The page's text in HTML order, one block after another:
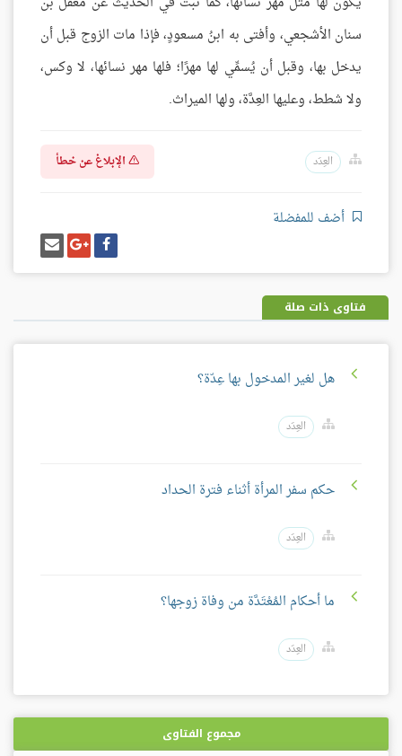
سنان الأشجعي، وأفتى به ابنُ مسعودٍ، فإذا مات الزوج قبل أن
يدخل بها، وقبل أن يُسمِّي لها مهرًا؛ فلها مهر نسائها، لا وكس،
ولا شطط، وعليها العِدَّة، ولها الميراث.
العِدَد الإبلاغ عن خطأ
أضف للمفضلة
شارك
على
فيسبوك
شارك
على
غوغل
بلس
إرسل
إيميل
فتاوى ذات صلة
هل لغير المدخول بها عِدّة؟
العِدَد
حكم سفر المرأة أثناء فترة الحداد
العِدَد
ما أحكام المُعْتَدَّة من وفاة زوجها؟
العِدَد
مجموع الفتاوى